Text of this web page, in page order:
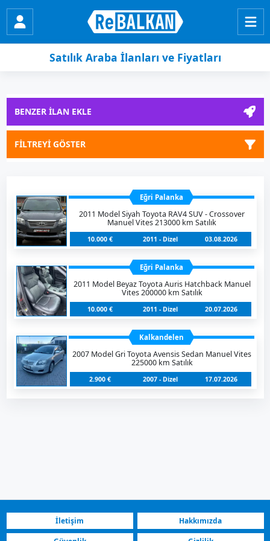
Satılık Araba İlanları ve Fiyatları
BENZER İLAN EKLE
FİLTREYİ GÖSTER
Eğri Palanka
2011 Model Siyah Toyota RAV4 SUV - Crossover
Manuel Vites 213000 km Satılık
10.000 € 2011 - Dizel 03.08.2026
Eğri Palanka
2011 Model Beyaz Toyota Auris Hatchback Manuel
Vites 200000 km Satılık
10.000 € 2011 - Dizel 20.07.2026
Kalkandelen
2007 Model Gri Toyota Avensis Sedan Manuel Vites
225000 km Satılık
2.900 € 2007 - Dizel 17.07.2026
İletişim
Hakkımızda